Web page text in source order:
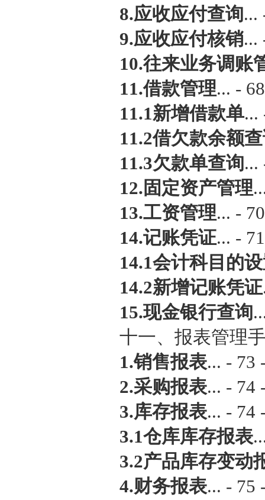
8.应收应付查询...
9.应收应付核销...
10.往来业务调账
11.借款管理... -
11.1新增借款单...
11.2借欠款余额
11.3欠款单查询...
12.固定资产管理
13.工资管理... -
14.记账凭证... -
14.1会计科目的
14.2新增记账凭证
15.现金银行查询
十一、报表管理
1.销售报表... - 73
2.采购报表... - 74
3.库存报表... - 74
3.1仓库库存报表
3.2产品库存变动
4.财务报表... - 75